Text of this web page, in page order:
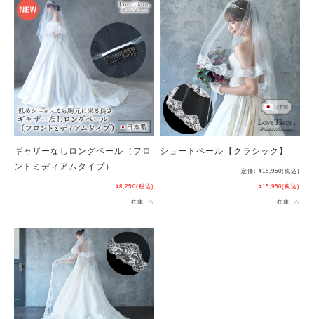
ギャザーなしロングベール（フロ
ントミディアムタイプ）
¥8,250(税込)
在庫 △
ショートベール【クラシック】
定価: ¥15,950(税込)
¥15,950(税込)
在庫 △